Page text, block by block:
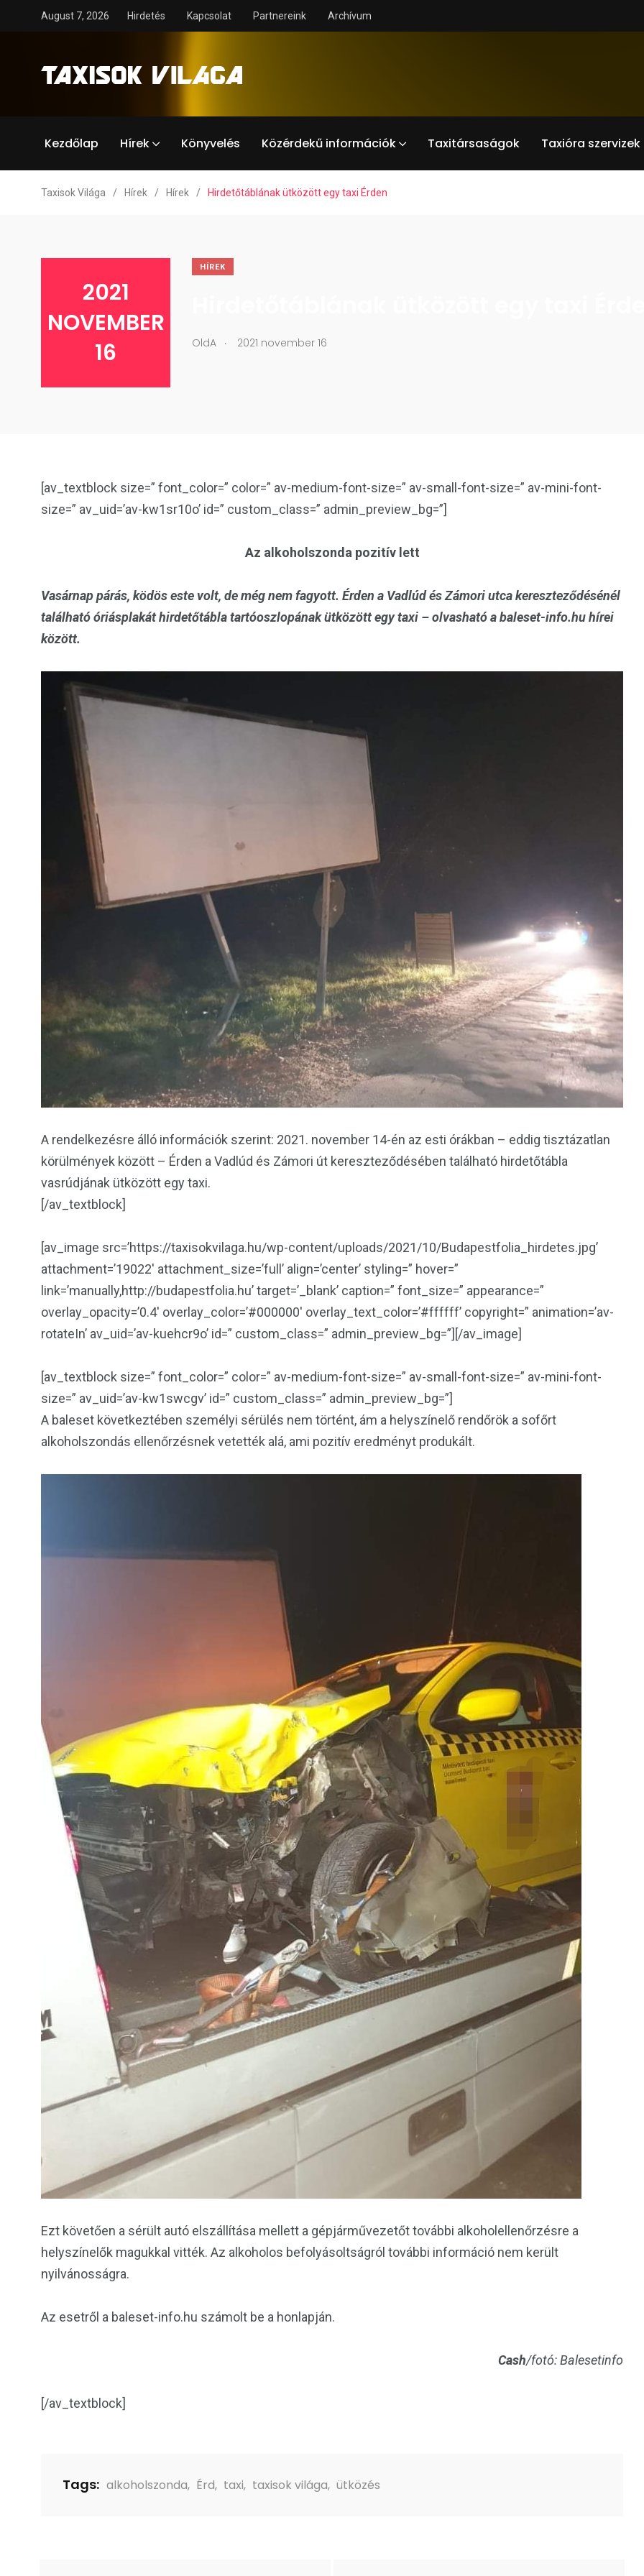
August 7, 2026 Hirdetés Kapcsolat Partnereink Archívum
Kezdőlap Hírek Könyvelés Közérdekű információk Taxitársaságok Taxióra szervizek
Taxisok Világa / Hírek / Hírek / Hirdetőtáblának ütközött egy taxi Érden
2021
NOVEMBER
16
HÍREK
OldA . 2021 november 16
[av_textblock size=” font_color=” color=” av-medium-font-size=” av-small-font-size=” av-mini-font-
size=” av_uid=’av-kw1sr10o’ id=” custom_class=” admin_preview_bg=”]
Az alkoholszonda pozitív lett
Vasárnap párás, ködös este volt, de még nem fagyott. Érden a Vadlúd és Zámori utca kereszteződésénél
található óriásplakát hirdetőtábla tartóoszlopának ütközött egy taxi – olvasható a baleset-info.hu hírei
között.
A rendelkezésre álló információk szerint: 2021. november 14-én az esti órákban – eddig tisztázatlan
körülmények között – Érden a Vadlúd és Zámori út kereszteződésében található hirdetőtábla
vasrúdjának ütközött egy taxi.
[/av_textblock]
[av_image src=’https://taxisokvilaga.hu/wp-content/uploads/2021/10/Budapestfolia_hirdetes.jpg’
attachment=’19022′ attachment_size=’full’ align=’center’ styling=” hover=”
link=’manually,http://budapestfolia.hu’ target=’_blank’ caption=” font_size=” appearance=”
overlay_opacity=’0.4′ overlay_color=’#000000′ overlay_text_color=’#ffffff’ copyright=” animation=’av-
rotateIn’ av_uid=’av-kuehcr9o’ id=” custom_class=” admin_preview_bg=”][/av_image]
[av_textblock size=” font_color=” color=” av-medium-font-size=” av-small-font-size=” av-mini-font-
size=” av_uid=’av-kw1swcgv’ id=” custom_class=” admin_preview_bg=”]
A baleset következtében személyi sérülés nem történt, ám a helyszínelő rendőrök a sofőrt
alkoholszondás ellenőrzésnek vetették alá, ami pozitív eredményt produkált.
Ezt követően a sérült autó elszállítása mellett a gépjárművezetőt további alkoholellenőrzésre a
helyszínelők magukkal vitték. Az alkoholos befolyásoltságról további információ nem került
nyilvánosságra.
Az esetről a baleset-info.hu számolt be a honlapján.
Cash/fotó: Balesetinfo
[/av_textblock]
Tags: alkoholszonda, Érd, taxi, taxisok világa, ütközés